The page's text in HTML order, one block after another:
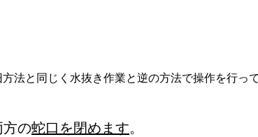
法と同じく水抜き作業と逆の方法で操作を行っ
方の蛇口を閉めます。